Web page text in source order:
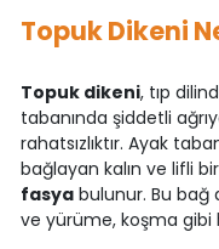
Topuk Dikeni
Topuk dikeni, tıp
tabanında şiddetli
rahatsızlıktır. Ayak
bağlayan kalın ve lifli
fasyabulunur. Bu bağ
ve yürüme, koşma